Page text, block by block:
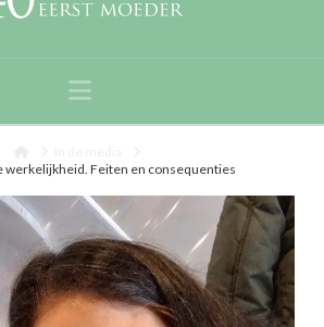
RORYBLOKZIJL
Navigation
werkelijkheid. Feiten en consequenties